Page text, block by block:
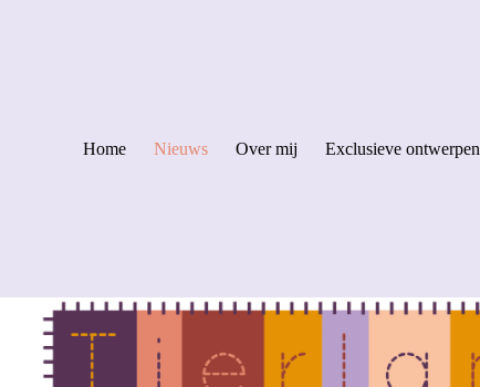
Home Nieuws Over mij Exclusieve ontwerpen